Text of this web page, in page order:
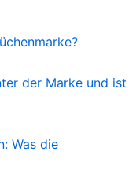
der Marke und ist
Was die